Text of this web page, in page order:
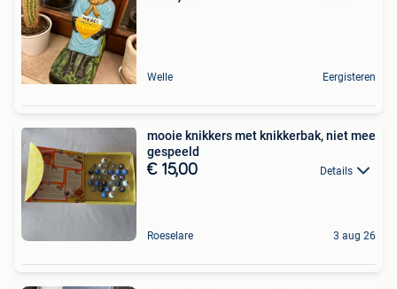
Welle Eergisteren
mooie knikkers met knikkerbak, niet mee
gespeeld
€ 15,00 Details
Roeselare 3 aug 26